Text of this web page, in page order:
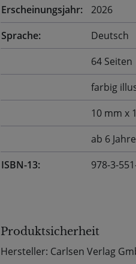
Erscheinungsjahr:
2026
Sprache:
Deutsch
64 Seiten
farbig
10 mm x
ab 6 Jahre
ISBN-13:
978-3-
Produktsicherheit
Hersteller: Carlsen Verlag